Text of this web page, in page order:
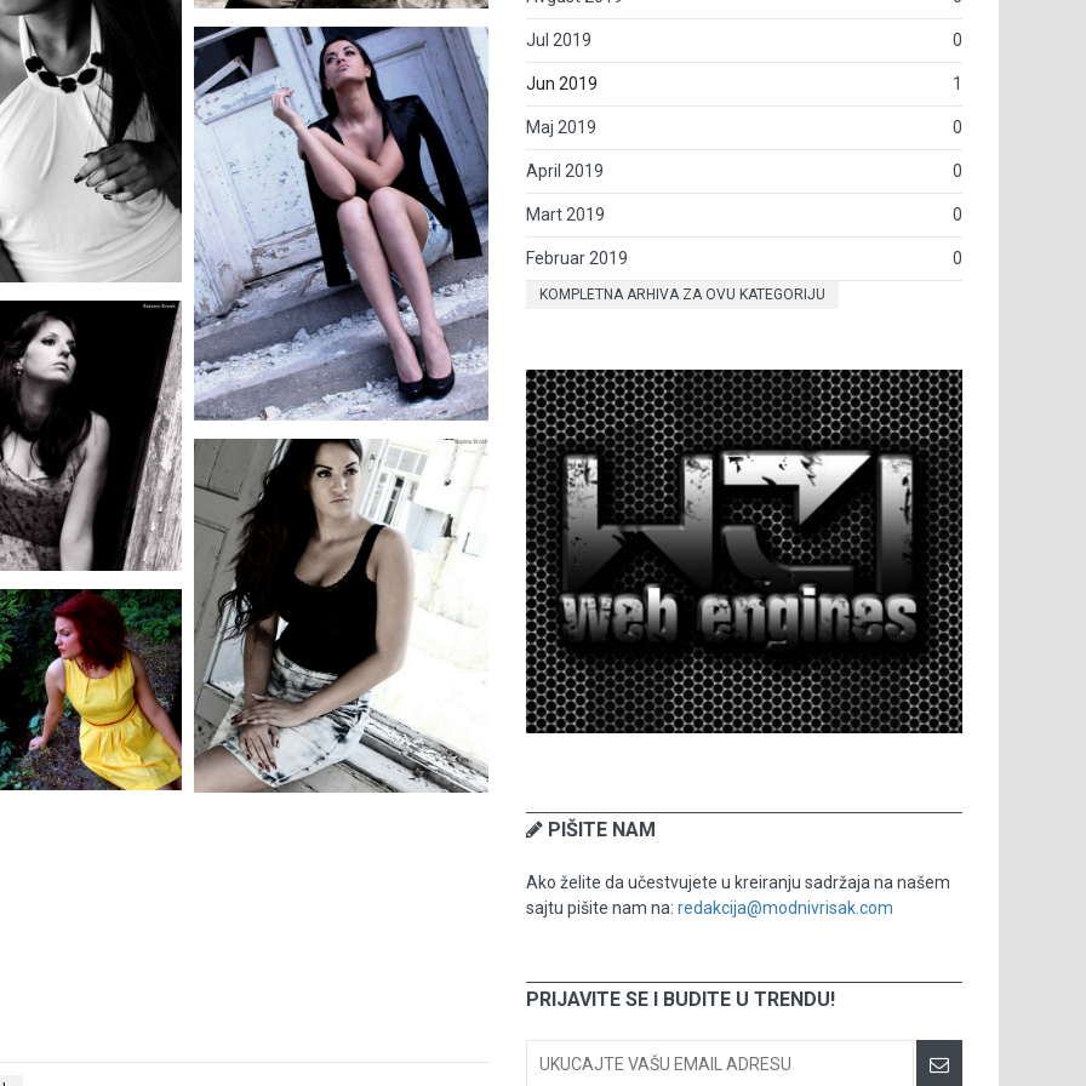
Jul 2019 0
Jun 2019 1
Maj 2019 0
April 2019 0
Mart 2019 0
Februar 2019 0
KOMPLETNA ARHIVA ZA OVU KATEGORIJU
PIŠITE NAM
Ako želite da učestvujete u kreiranju sadržaja na našem
sajtu pišite nam na: redakcija@modnivrisak.com
PRIJAVITE SE I BUDITE U TRENDU!